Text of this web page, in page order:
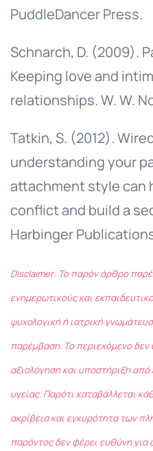
PuddleDancer Press.
Schnarch, D. (2009).
Keeping love and
relationships. W. W.
Tatkin, S. (2012).
understanding your
attachment style can
conflict and build a
Harbinger
Disclaimer: Το παρόν άρθρο
ενημερωτικούς και
ψυχολογική ή ιατρική
παρέμβαση. Το περιεχόμενο
αξιολόγηση και υποστήριξη από
υγείας. Παρότι καταβάλλεται
ακρίβεια και εγκυρότητα των
παρόντος δεν φέρει ευθύνη